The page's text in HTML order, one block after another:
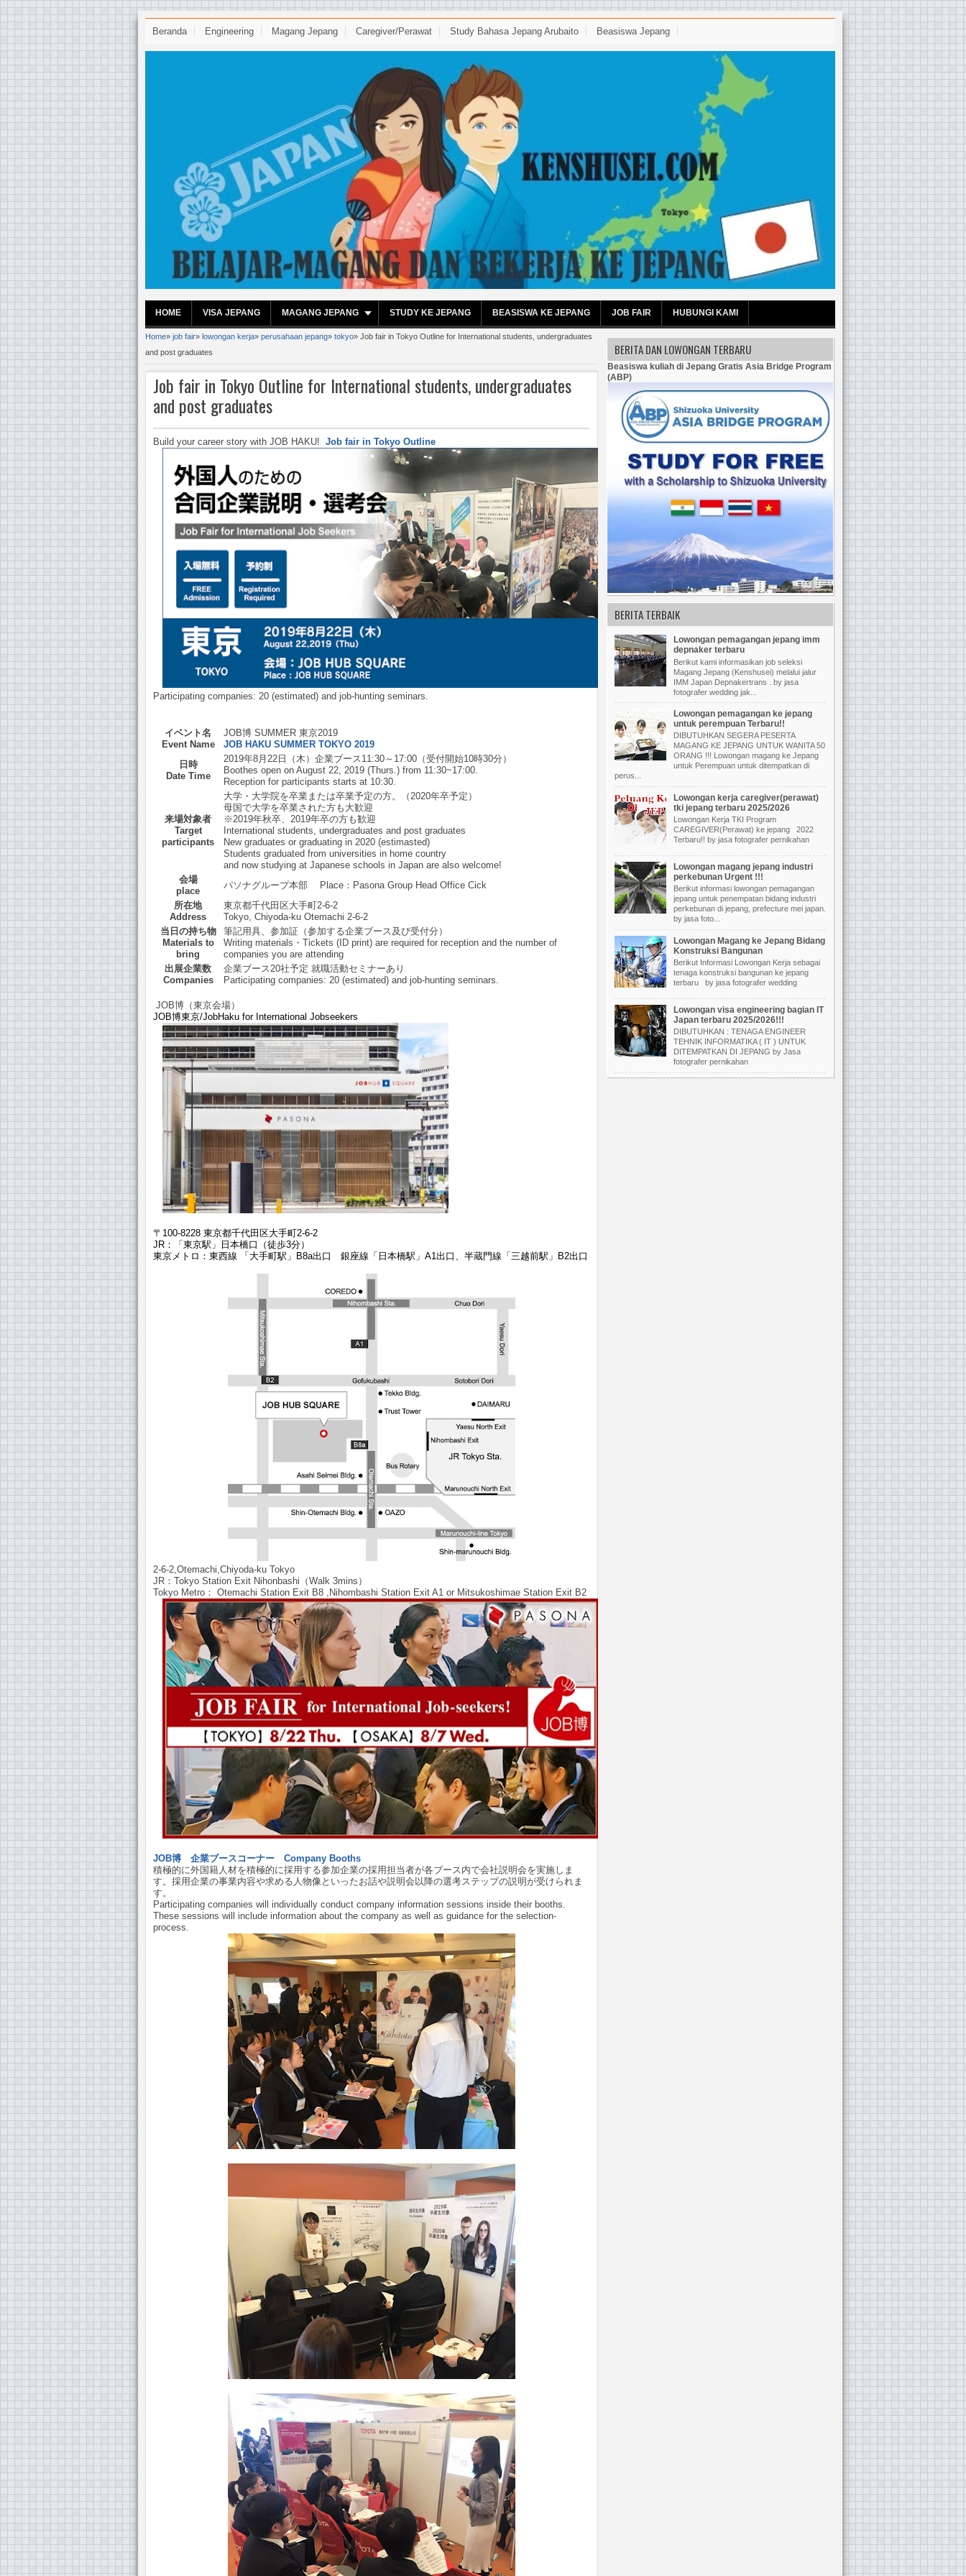
Beranda Engineering Magang Jepang Caregiver/perawat Study Bahasa Jepang Arubaito Beasiswa Jepang
HOME VISA JEPANG MAGANG JEPANG STUDY KE JEPANG BEASISWA KE JEPANG JOB FAIR HUBUNGI KAMI
Home» job fair» lowongan kerja» perusahaan jepang» tokyo» Job fair in Tokyo Outline for International students, undergraduates
and post graduates
Job fair in Tokyo Outline for International students, undergraduates
and post graduates
Build your career story with JOB HAKU! Job fair in Tokyo Outline
Participating companies: 20 (estimated) and job-hunting seminars.
イベント名
Event Name
JOB博 SUMMER 東京2019
JOB HAKU SUMMER TOKYO 2019
日時
Date Time
2019年8月22日（木）企業ブース11:30～17:00（受付開始10時30分）
Boothes open on August 22, 2019 (Thurs.) from 11:30~17:00.
Reception for participants starts at 10:30.
来場対象者
Target
participants
大学・大学院を卒業または卒業予定の方。（2020年卒予定）
母国で大学を卒業された方も大歓迎
※2019年秋卒、2019年卒の方も歓迎
International students, undergraduates and post graduates
New graduates or graduating in 2020 (estimasted)
Students graduated from universities in home country
and now studying at Japanese schools in Japan are also welcome!
会場
place
パソナグループ本部 Place：Pasona Group Head Office Cick
所在地
Address
東京都千代田区大手町2-6-2
Tokyo, Chiyoda-ku Otemachi 2-6-2
当日の持ち物
Materials to
bring
筆記用具、参加証（参加する企業ブース及び受付分）
Writing materials・Tickets (ID print) are required for reception and the number of
companies you are attending
出展企業数
Companies
企業ブース20社予定 就職活動セミナーあり
Participating companies: 20 (estimated) and job-hunting seminars.
JOB博（東京会場）
JOB博東京/JobHaku for International Jobseekers
〒100-8228 東京都千代田区大手町2-6-2
JR：「東京駅」日本橋口（徒歩3分）
東京メトロ：東西線 「大手町駅」B8a出口 銀座線「日本橋駅」A1出口、半蔵門線「三越前駅」B2出口
2-6-2,Otemachi,Chiyoda-ku Tokyo
JR：Tokyo Station Exit Nihonbashi（Walk 3mins）
Tokyo Metro： Otemachi Station Exit B8 ,Nihombashi Station Exit A1 or Mitsukoshimae Station Exit B2
JOB博 企業ブースコーナー Company Booths
積極的に外国籍人材を積極的に採用する参加企業の採用担当者が各ブース内で会社説明会を実施しま
す。採用企業の事業内容や求める人物像といったお話や説明会以降の選考ステップの説明が受けられま
す。
Participating companies will individually conduct company information sessions inside their booths.
These sessions will include information about the company as well as guidance for the selection-
process.
BERITA DAN LOWONGAN TERBARU
Beasiswa kuliah di Jepang Gratis Asia Bridge Program
(ABP)
BERITA TERBAIK
Lowongan pemagangan jepang imm
depnaker terbaru
Berikut kami informasikan job seleksi
Magang Jepang (Kenshusei) melalui jalur
IMM Japan Depnakertrans . by jasa
fotografer wedding jak...
Lowongan pemagangan ke jepang
untuk perempuan Terbaru!!
DIBUTUHKAN SEGERA PESERTA
MAGANG KE JEPANG UNTUK WANITA 50
ORANG !!! Lowongan magang ke Jepang
untuk Perempuan untuk ditempatkan di
perus...
Lowongan kerja caregiver(perawat)
tki jepang terbaru 2025/2026
Lowongan Kerja TKI Program
CAREGIVER(Perawat) ke jepang 2022
Terbaru!! by jasa fotografer pernikahan
Lowongan magang jepang industri
perkebunan Urgent !!!
Berikut informasi lowongan pemagangan
jepang untuk penempatan bidang industri
perkebunan di jepang, prefecture mei japan.
by jasa foto...
Lowongan Magang ke Jepang Bidang
Konstruksi Bangunan
Berikut Informasi Lowongan Kerja sebagai
tenaga konstruksi bangunan ke jepang
terbaru by jasa fotografer wedding
Lowongan visa engineering bagian IT
Japan terbaru 2025/2026!!!
DIBUTUHKAN : TENAGA ENGINEER
TEHNIK INFORMATIKA ( IT ) UNTUK
DITEMPATKAN DI JEPANG by Jasa
fotografer pernikahan